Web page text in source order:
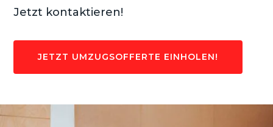
Jetzt kontaktieren!
JETZT UMZUGSOFFERTE EINHOLEN!